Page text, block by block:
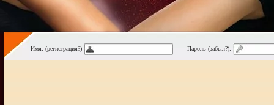
Имя: (регистрация?) Пароль (забыл?):